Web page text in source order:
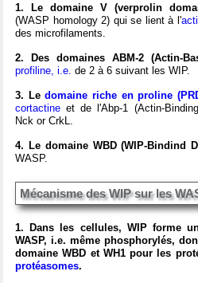
1. Le domaine V (verprolin
(WASP homology 2) qui se lient à l'
des microfilaments.
2. Des domaines ABM-2 (Actin-
profiline, i.e. de 2 à 6 suivant les WIP.
3. Ledomaine riche en proline
cortactine et de l'Abp-1 (Actin-
Nck or CrkL.
4. Le domaine WBD (WIP-Bindind
WASP.
Mécanisme des WIP sur les
1. Dans les cellules, WIP forme
WASP, i.e. même phosphorylés,
domaine WBD et WH1 pour les
protéasomes.